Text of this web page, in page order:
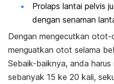
Prolaps lantai pelvis
dengan senaman
Dengan mengecutkan
menguatkan otot selama
Sebaik-baiknya, anda harus
sebanyak 15 ke 20 kali,